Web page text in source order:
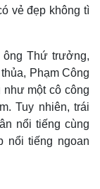
vẻ đẹp không tì
Thứ trưởng,
Phạm Công
một cô công
Tuy nhiên, trái
nổi tiếng cùng
nổi tiếng ngoan